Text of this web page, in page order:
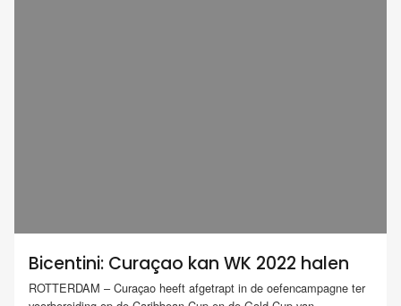
Bicentini: Curaçao kan WK 2022 halen
ROTTERDAM – Curaçao heeft afgetrapt in de oefencampagne ter